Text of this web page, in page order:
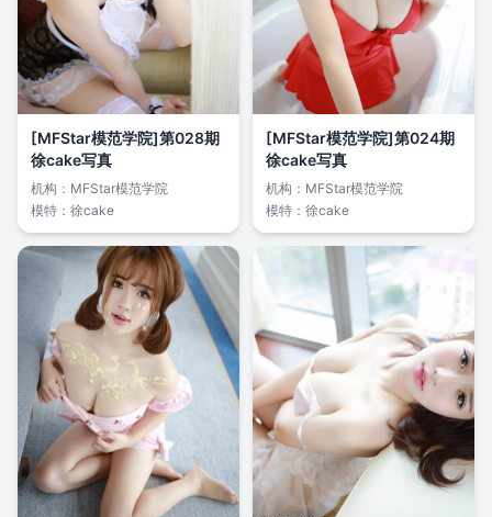
[MFStar模范学院]第028期
徐cake写真
机构： MFStar模范学院
模特： 徐cake
[MFStar模范学院]第024期
徐cake写真
机构： MFStar模范学院
模特： 徐cake